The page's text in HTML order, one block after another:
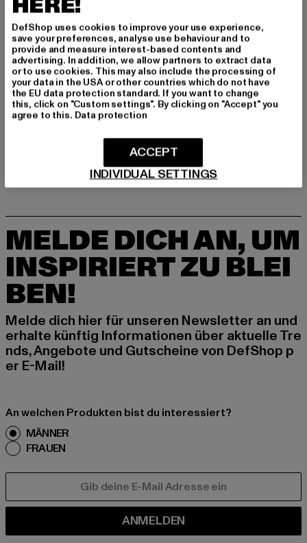
PUMA Way 1 | 91074 Herzogenaurach | DE
GRÖSSE & PASSFORM
PFLEGEHINWEISE
LIEFERUNG & RÜCKGABE
MELDE DICH AN, UM
INSPIRIERT ZU BLEI
BEN!
Melde dich hier für unseren Newsletter an und
erhalte künftig Informationen über aktuelle Tre
nds, Angebote und Gutscheine von DefShop p
er E-Mail!
An welchen Produkten bist du interessiert?
MÄNNER
FRAUEN
ANMELDEN
DefShop uses cookies to improve your use experience,
save your preferences, analyse use behaviour and to
provide and measure interest-based contents and
advertising. In addition, we allow partners to extract data
or to use cookies. This may also include the processing of
your data in the USA or other countries which do not have
the EU data protection standard. If you want to change
this, click on "Custom settings". By clicking on "Accept" you
agree to this. Data protection
INDIVIDUAL SETTINGS
ACCEPT